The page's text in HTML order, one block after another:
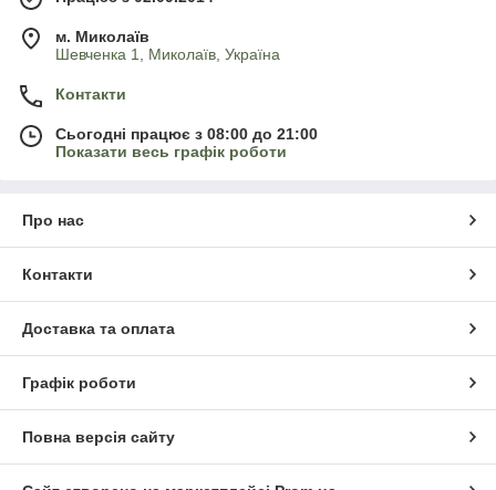
м. Миколаїв
Шевченка 1, Миколаїв, Україна
Контакти
Сьогодні працює з 08:00 до 21:00
Показати весь графік роботи
Про нас
Контакти
Доставка та оплата
Графік роботи
Повна версія сайту